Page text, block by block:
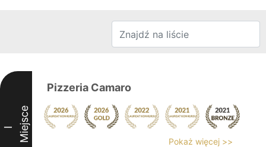
I Miejsce
Pizzeria Camaro
Pokaż więcej >>